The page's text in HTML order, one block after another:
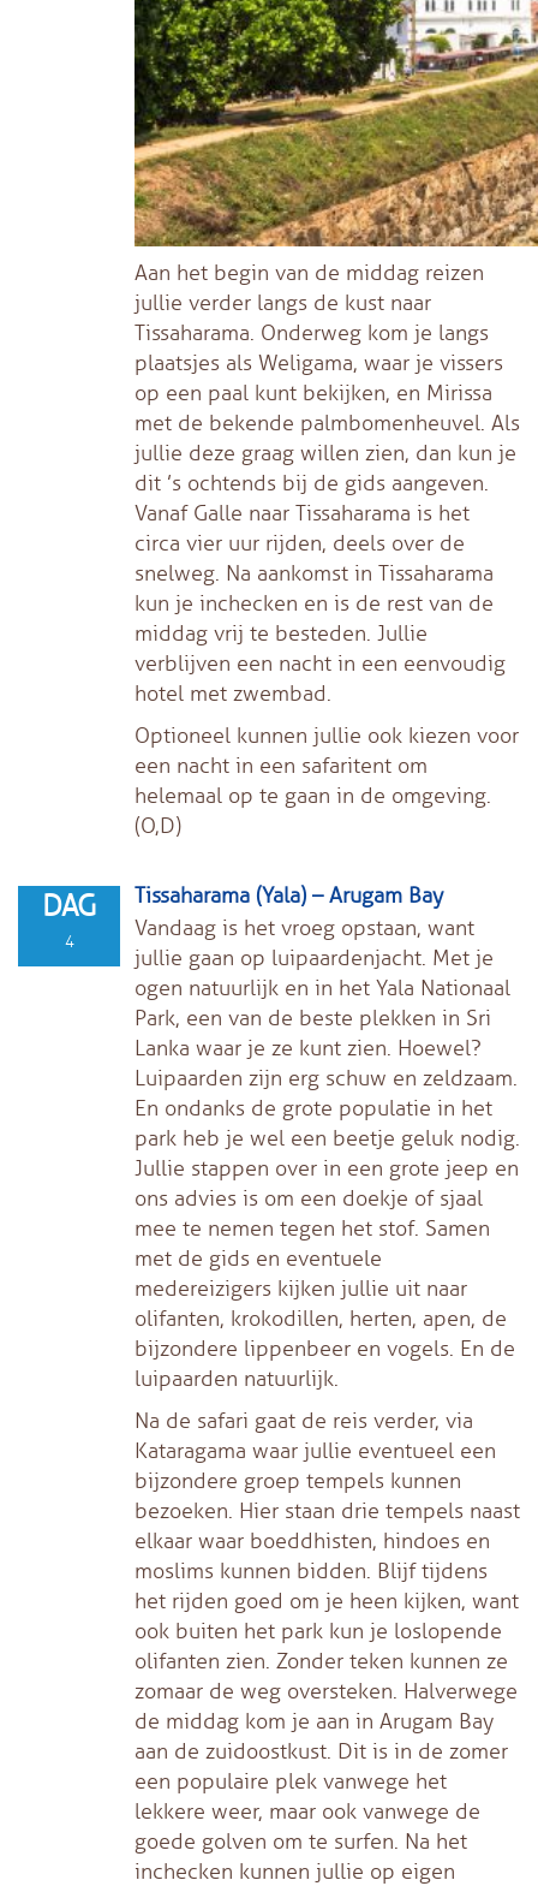
Aan het begin van de middag reizen
jullie verder langs de kust naar
Tissaharama. Onderweg kom je langs
plaatsjes als Weligama, waar je vissers
op een paal kunt bekijken, en Mirissa
met de bekende palmbomenheuvel. Als
jullie deze graag willen zien, dan kun je
dit ’s ochtends bij de gids aangeven.
Vanaf Galle naar Tissaharama is het
circa vier uur rijden, deels over de
snelweg. Na aankomst in Tissaharama
kun je inchecken en is de rest van de
middag vrij te besteden. Jullie
verblijven een nacht in een eenvoudig
hotel met zwembad.
Optioneel kunnen jullie ook kiezen voor
een nacht in een safaritent om
helemaal op te gaan in de omgeving.
(O,D)
DAG
4
Tissaharama (Yala) – Arugam Bay
Vandaag is het vroeg opstaan, want
jullie gaan op luipaardenjacht. Met je
ogen natuurlijk en in het Yala Nationaal
Park, een van de beste plekken in Sri
Lanka waar je ze kunt zien. Hoewel?
Luipaarden zijn erg schuw en zeldzaam.
En ondanks de grote populatie in het
park heb je wel een beetje geluk nodig.
Jullie stappen over in een grote jeep en
ons advies is om een doekje of sjaal
mee te nemen tegen het stof. Samen
met de gids en eventuele
medereizigers kijken jullie uit naar
olifanten, krokodillen, herten, apen, de
bijzondere lippenbeer en vogels. En de
luipaarden natuurlijk.
Na de safari gaat de reis verder, via
Kataragama waar jullie eventueel een
bijzondere groep tempels kunnen
bezoeken. Hier staan drie tempels naast
elkaar waar boeddhisten, hindoes en
moslims kunnen bidden. Blijf tijdens
het rijden goed om je heen kijken, want
ook buiten het park kun je loslopende
olifanten zien. Zonder teken kunnen ze
zomaar de weg oversteken. Halverwege
de middag kom je aan in Arugam Bay
aan de zuidoostkust. Dit is in de zomer
een populaire plek vanwege het
lekkere weer, maar ook vanwege de
goede golven om te surfen. Na het
inchecken kunnen jullie op eigen